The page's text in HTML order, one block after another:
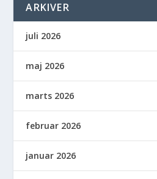
ARKIVER
juli 2026
maj 2026
marts 2026
februar 2026
januar 2026